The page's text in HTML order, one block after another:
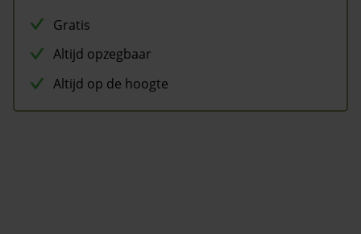
Gratis
Altijd opzegbaar
Altijd op de hoogte